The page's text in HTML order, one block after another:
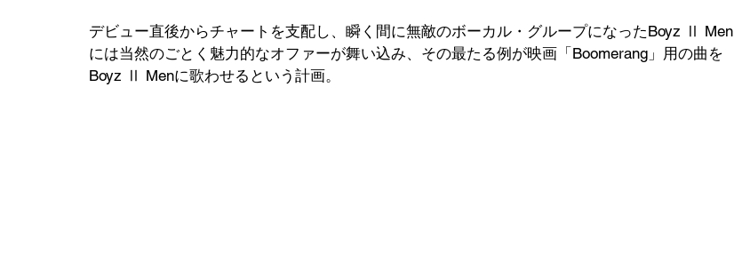
デビュー直後からチャートを支配し、瞬く間に無敵のボーカル・グループになったBoyz Ⅱ Men
には当然のごとく魅力的なオファーが舞い込み、その最たる例が映画「Boomerang」用の曲を
Boyz Ⅱ Menに歌わせるという計画。